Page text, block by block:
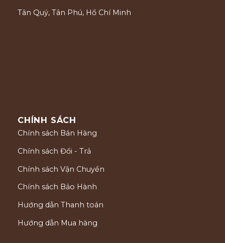
Tân Quý, Tân Phú, Hồ Chí Minh
CHÍNH SÁCH
Chính sách Bán Hàng
Chính sách Đổi - Trả
Chính sách Vận Chuyển
Chính sách Bảo Hành
Hướng dẫn Thanh toán
Hướng dẫn Mua hàng